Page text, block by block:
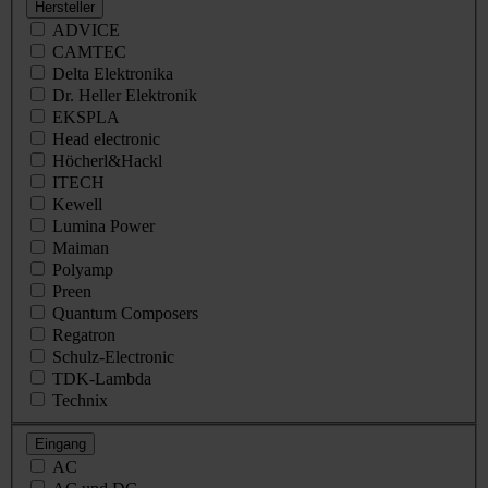
Hersteller
ADVICE
CAMTEC
Delta Elektronika
Dr. Heller Elektronik
EKSPLA
Head electronic
Höcherl&Hackl
ITECH
Kewell
Lumina Power
Maiman
Polyamp
Preen
Quantum Composers
Regatron
Schulz-Electronic
TDK-Lambda
Technix
Eingang
AC